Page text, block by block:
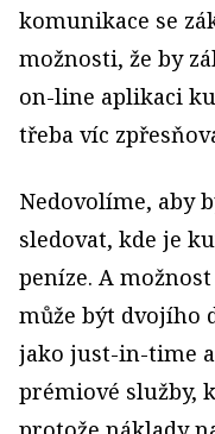
komunikace se
možnosti, že by
on-line aplikaci
třeba víc
Nedovolíme, aby
sledovat, kde je
peníze. A
může být dvojího
jako just-in-time
prémiové služby,